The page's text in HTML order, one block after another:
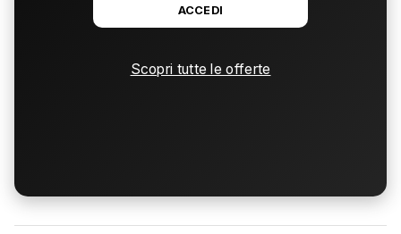
ACCEDI
Scopri tutte le offerte